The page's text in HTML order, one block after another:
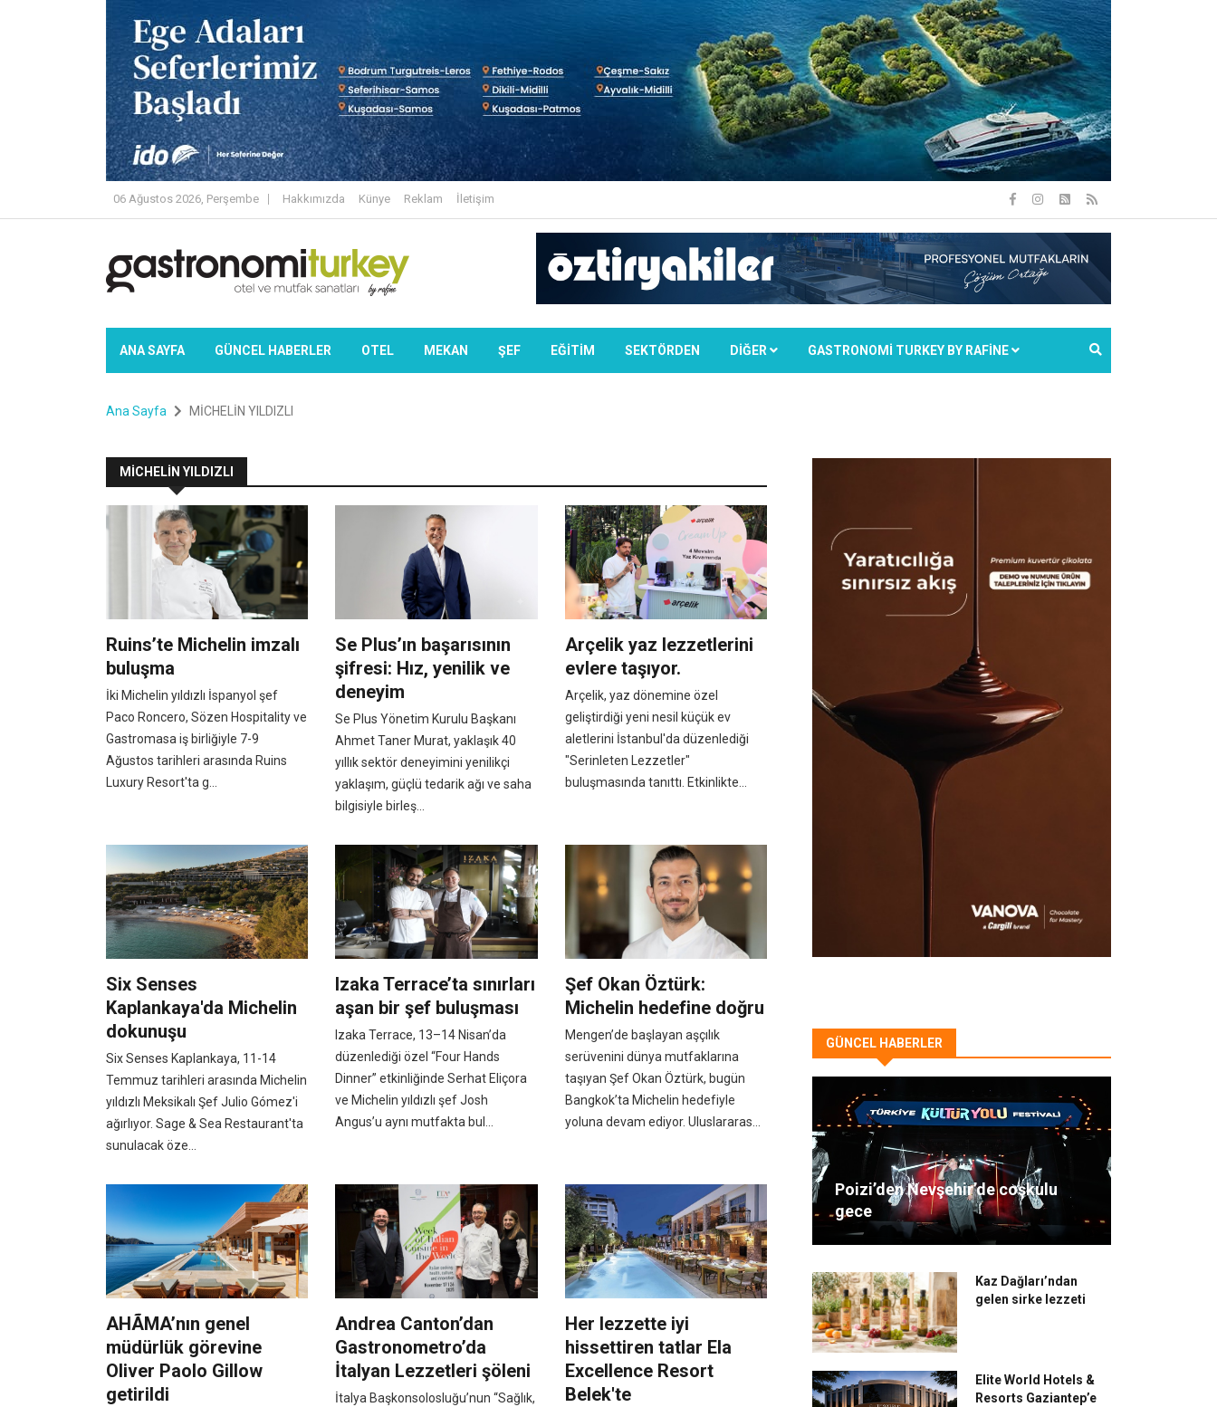
06 Ağustos 2026, Perşembe Hakkımızda Künye Reklam İletişim
ANA SAYFA GÜNCEL HABERLER OTEL MEKAN ŞEF EĞİTİM SEKTÖRDEN DIĞER GASTRONOMİ TURKEY BY RAFİNE
Ana Sayfa MİCHELİN YILDIZLI
MİCHELİN YILDIZLI
Ruins’te Michelin imzalı
buluşma
İki Michelin yıldızlı İspanyol şef
Paco Roncero, Sözen Hospitality ve
Gastromasa iş birliğiyle 7-9
Ağustos tarihleri arasında Ruins
Luxury Resort'ta g...
Se Plus’ın başarısının
şifresi: Hız, yenilik ve
deneyim
Se Plus Yönetim Kurulu Başkanı
Ahmet Taner Murat, yaklaşık 40
yıllık sektör deneyimini yenilikçi
yaklaşım, güçlü tedarik ağı ve saha
bilgisiyle birleş...
Arçelik yaz lezzetlerini
evlere taşıyor.
Arçelik, yaz dönemine özel
geliştirdiği yeni nesil küçük ev
aletlerini İstanbul'da düzenlediği
"Serinleten Lezzetler"
buluşmasında tanıttı. Etkinlikte...
Six Senses
Kaplankaya'da Michelin
dokunuşu
Six Senses Kaplankaya, 11-14
Temmuz tarihleri arasında Michelin
yıldızlı Meksikalı Şef Julio Gómez'i
ağırlıyor. Sage & Sea Restaurant'ta
sunulacak öze...
Izaka Terrace’ta sınırları
aşan bir şef buluşması
Izaka Terrace, 13–14 Nisan’da
düzenlediği özel “Four Hands
Dinner” etkinliğinde Serhat Eliçora
ve Michelin yıldızlı şef Josh
Angus’u aynı mutfakta bul...
Şef Okan Öztürk:
Michelin hedefine doğru
Mengen’de başlayan aşçılık
serüvenini dünya mutfaklarına
taşıyan Şef Okan Öztürk, bugün
Bangkok’ta Michelin hedefiyle
yoluna devam ediyor. Uluslararas...
AHÃMA’nın genel
müdürlük görevine
Oliver Paolo Gillow
getirildi
Andrea Canton’dan
Gastronometro’da
İtalyan Lezzetleri şöleni
İtalya Başkonsolosluğu’nun “Sağlık,
Her lezzette iyi
hissettiren tatlar Ela
Excellence Resort
Belek'te
GÜNCEL HABERLER
Poizi’den Nevşehir’de coşkulu
gece
Kaz Dağları’ndan
gelen sirke lezzeti
Elite World Hotels &
Resorts Gaziantep’e